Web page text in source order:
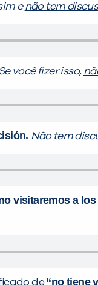
enão tem
você fizer isso,
Não tem
visitaremos a
de“no tiene